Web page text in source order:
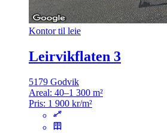
Kontor til leie
Leirvikflaten 3
5179 Godvik
Areal: 40–1 300 m²
Pris: 1 900 kr/m²